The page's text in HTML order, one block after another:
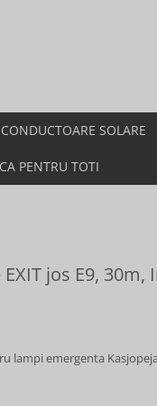
SOLARE
PENTRU TOTI
jos E9, 30m,
lampi emergenta